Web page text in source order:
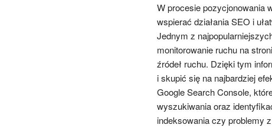
W procesie pozycjonowania
wspierać działania SEO i
Jednym z
monitorowanie ruchu na
źródeł ruchu. Dzięki tym
i skupić się na najbardziej
Google Search Console,
wyszukiwania oraz
indeksowania czy problemy